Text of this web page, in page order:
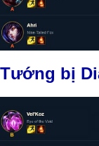
Tướng bị